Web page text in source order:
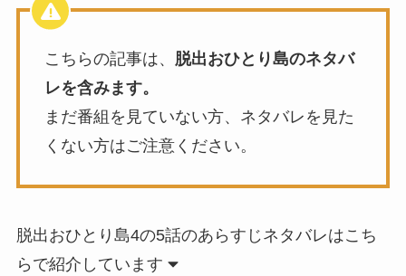
こちらの記事は、 脱出おひとり島のネタバ
レを含みます。
まだ番組を見ていない方、ネタバレを見た
くない方はご注意ください。
脱出おひとり島4の5話のあらすじネタバレはこち
らで紹介しています